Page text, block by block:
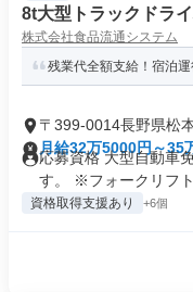
8t大型トラックドラ
株式会社食品流通システム
残業代全額支給！宿泊
〒399-0014長野県松
月給32万5000円～35
応募資格 大型自動車
す。 ※フォークリフト
資格取得支援あり +6個